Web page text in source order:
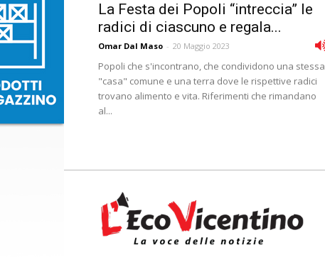
La Festa dei Popoli “intreccia” le
radici di ciascuno e regala...
Omar Dal Maso - 20 Maggio 2023
Popoli che s'incontrano, che condividono una stessa
"casa" comune e una terra dove le rispettive radici
trovano alimento e vita. Riferimenti che rimandano
al...